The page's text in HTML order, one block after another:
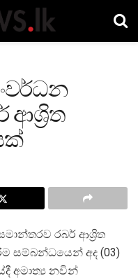
ආශ්‍රිත
රබර් ආශ්‍රිත
සම්බන්ධයෙන් අද (03)
අමාත්‍ය නවින්